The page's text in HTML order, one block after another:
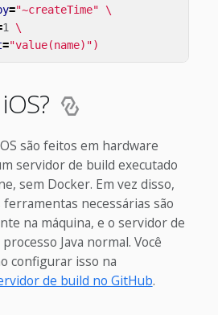
="~createTime"
\
1 \
="value(name)")
são feitos em hardware
servidor de build executado
sem Docker. Em vez disso,
ferramentas necessárias são
na máquina, e o servidor de
Java normal. Você
configurar isso na
de build no GitHub.